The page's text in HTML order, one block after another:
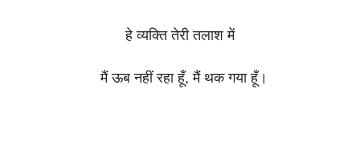
हे व्यक्ति तेरी तलाश में
मैं ऊब नहीं रहा हूँ, मैं थक गया हूँ।